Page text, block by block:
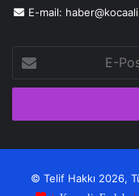
E-mail:
Posta
adresinizi
© Telif Hakkı 2026,